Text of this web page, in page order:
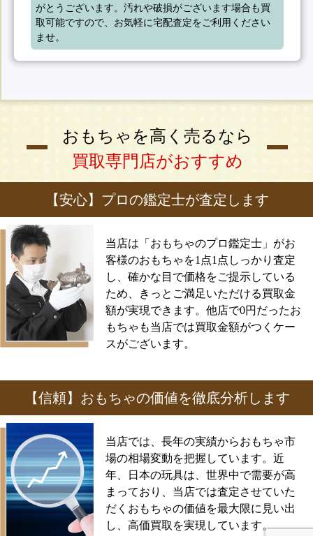
がとうございます。汚れや破損がございます場合も買
取可能ですので、お気軽に宅配査定をご利用ください
ませ。
おもちゃを高く売るなら
買取専門店がおすすめ
【安心】プロの鑑定士が査定します
当店は「おもちゃのプロ鑑定士」がお
客様のおもちゃを1点1点しっかり査定
し、確かな目で価格をご提示している
ため、きっとご満足いただける買取金
額が実現できます。他店で0円だったお
もちゃも当店では買取金額がつくケー
スがございます。
【信頼】おもちゃの価値を徹底分析します
当店では、長年の実績からおもちゃ市
場の相場変動を把握しています。近
年、日本の玩具は、世界中で需要が高
まっており、当店では査定させていた
だくおもちゃの価値を最大限に見い出
し、高価買取を実現しています。